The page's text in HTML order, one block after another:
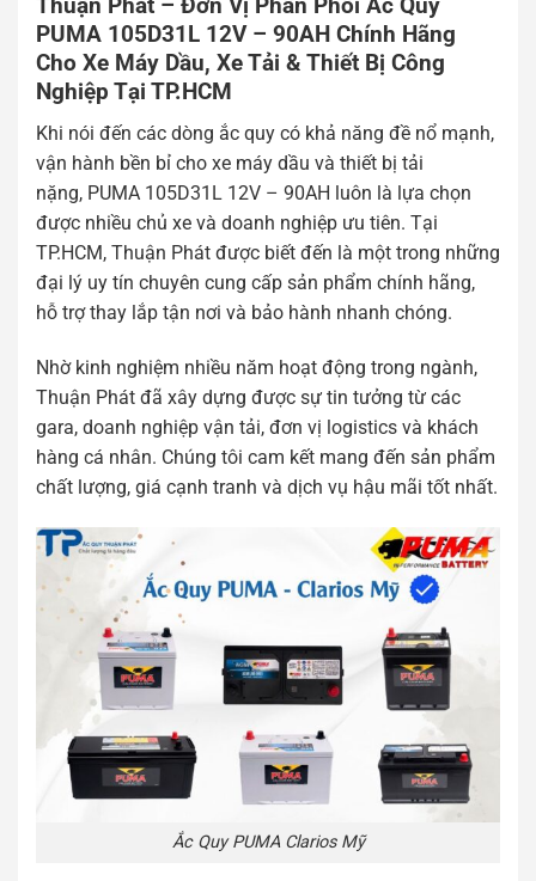
Thuận Phát – Đơn Vị Phân Phối Ắc Quy
PUMA 105D31L 12V – 90AH Chính Hãng
Cho Xe Máy Dầu, Xe Tải & Thiết Bị Công
Nghiệp Tại TP.HCM
Khi nói đến các dòng ắc quy có khả năng đề nổ mạnh,
vận hành bền bỉ cho xe máy dầu và thiết bị tải
nặng, PUMA 105D31L 12V – 90AH luôn là lựa chọn
được nhiều chủ xe và doanh nghiệp ưu tiên. Tại
TP.HCM, Thuận Phát được biết đến là một trong những
đại lý uy tín chuyên cung cấp sản phẩm chính hãng,
hỗ trợ thay lắp tận nơi và bảo hành nhanh chóng.
Nhờ kinh nghiệm nhiều năm hoạt động trong ngành,
Thuận Phát đã xây dựng được sự tin tưởng từ các
gara, doanh nghiệp vận tải, đơn vị logistics và khách
hàng cá nhân. Chúng tôi cam kết mang đến sản phẩm
chất lượng, giá cạnh tranh và dịch vụ hậu mãi tốt nhất.
Ắc Quy PUMA Clarios Mỹ